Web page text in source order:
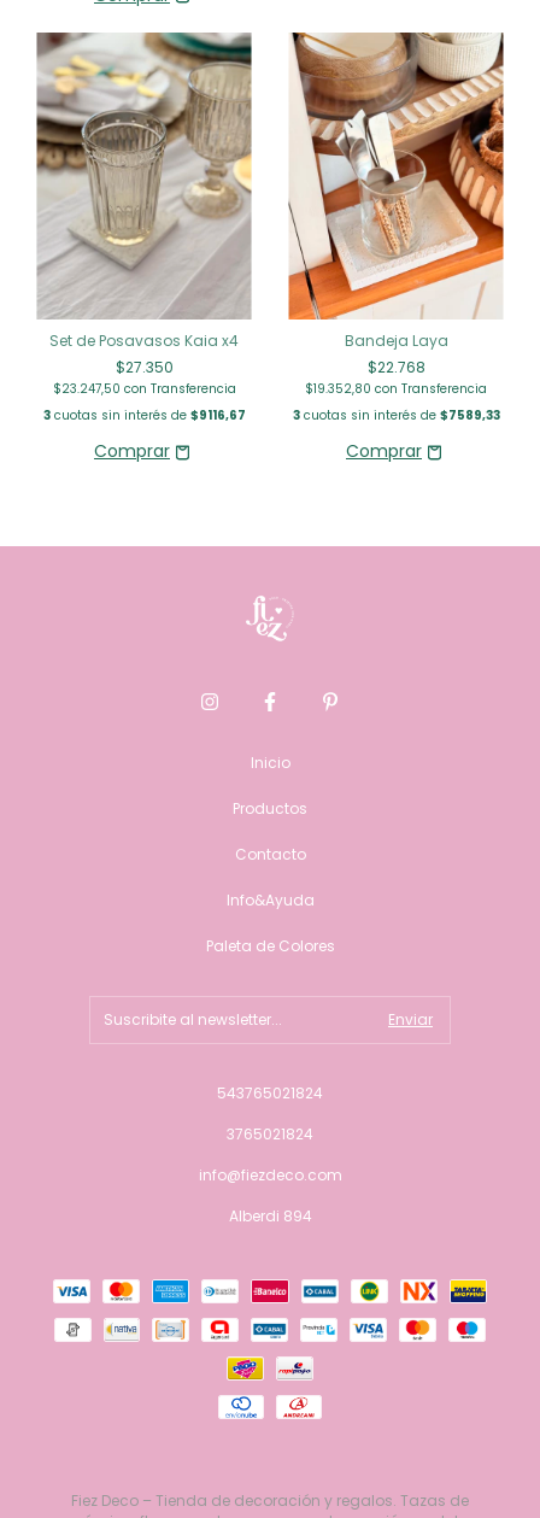
Set de Posavasos Kaia x4
$27.350
$23.247,50 con Transferencia
3cuotas sin interés de $9116,67
Bandeja Laya
$22.768
$19.352,80 con Transferencia
3cuotas sin interés de $7589,33
Inicio
Productos
Contacto
Info&Ayuda
Paleta de Colores
543765021824
3765021824
info@fiezdeco.com
Alberdi 894
Fiez Deco – Tienda de decoración y regalos. Tazas de